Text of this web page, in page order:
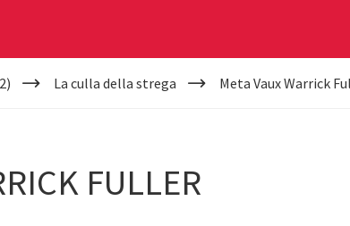
La culla della strega Meta Vaux Warrick
FULLER